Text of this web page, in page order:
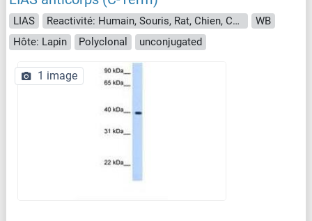
LIAS Reactivité: Humain, Souris, Rat, Chien, Cheval, Lapin, Boeuf (Vache), Poisson zèbre (Danio rerio), Cobaye, Porc, Singe, Poulet, Drosophila melanogaster, Insectes, Xenopus laevis
WB
Hôte: Lapin
Polyclonal unconjugated
1 image